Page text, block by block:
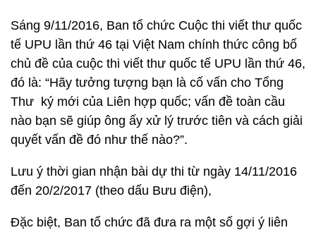
Sáng 9/11/2016, Ban tổ chức Cuộc thi viết thư quốc
tế UPU lần thứ 46 tại Việt Nam chính thức công bố
chủ đề của cuộc thi viết thư quốc tế UPU lần thứ 46,
đó là: “Hãy tưởng tượng bạn là cố vấn cho Tổng
Thư ký mới của Liên hợp quốc; vấn đề toàn cầu
nào bạn sẽ giúp ông ấy xử lý trước tiên và cách giải
quyết vấn đề đó như thế nào?”.
Lưu ý thời gian nhận bài dự thi từ ngày 14/11/2016
đến 20/2/2017 (theo dấu Bưu điện),
Đặc biệt, Ban tổ chức đã đưa ra một số gợi ý liên